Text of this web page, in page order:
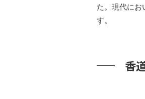
た。現代にお
す。
香